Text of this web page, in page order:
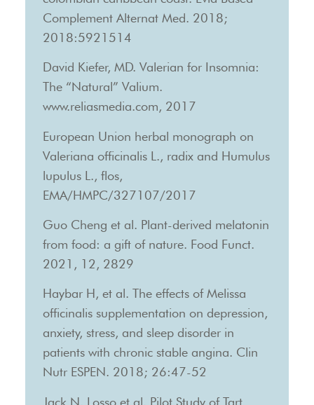
Complement Alternat Med. 2018;
2018:5921514
David Kiefer, MD. Valerian for Insomnia:
The “Natural” Valium.
www.reliasmedia.com, 2017
European Union herbal monograph on
Valeriana officinalis L., radix and Humulus
lupulus L., flos,
EMA/HMPC/327107/2017
Guo Cheng et al. Plant-derived melatonin
from food: a gift of nature. Food Funct.
2021, 12, 2829
Haybar H, et al. The effects of Melissa
officinalis supplementation on depression,
anxiety, stress, and sleep disorder in
patients with chronic stable angina. Clin
Nutr ESPEN. 2018; 26:47-52
Jack N. Losso et al. Pilot Study of Tart